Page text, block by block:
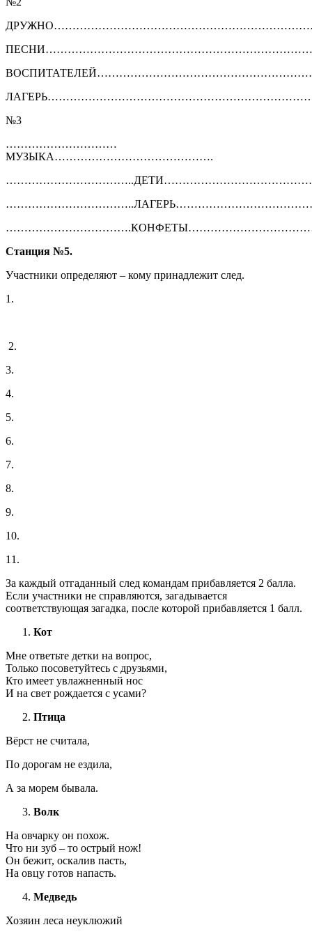
№3
…………………………
МУЗЫКА…………………………………….
Станция №5.
Участники определяют – кому принадлежит след.
1.
2.
3.
4.
5.
6.
7.
8.
9.
10.
11.
За каждый отгаданный след командам прибавляется 2 балла.
Если участники не справляются, загадывается
соответствующая загадка, после которой прибавляется 1 балл.
Кот
Мне ответьте детки на вопрос,
Только посоветуйтесь с друзьями,
Кто имеет увлажненный нос
И на свет рождается с усами?
Птица
Вёрст не считала,
По дорогам не ездила,
А за морем бывала.
Волк
На овчарку он похож.
Что ни зуб – то острый нож!
Он бежит, оскалив пасть,
На овцу готов напасть.
Медведь
Хозяин леса неуклюжий